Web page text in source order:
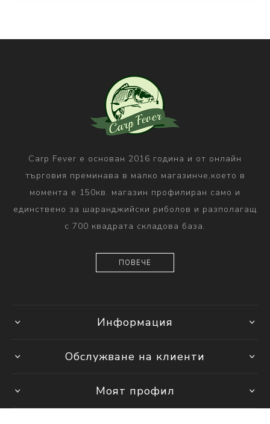
Carp Fever е основан 2016 година и от онлайн
търговия преминава в малко магазинче,което в
момента е 150кв. магазин профилиран само и
единствено за шаранджийски риболов и разполагащ
с 700 квадрата складова база.
ПОВЕЧЕ
Информация
Обслужване на клиенти
Моят профил